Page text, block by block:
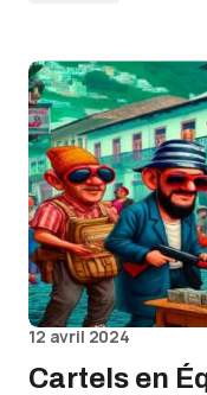
12 avril 2024
Cartels en